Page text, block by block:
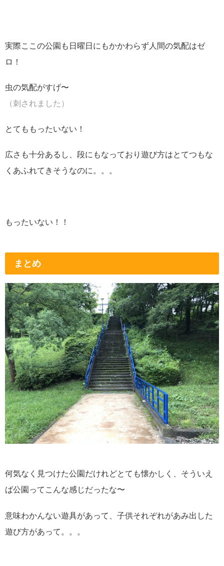
実際ここの公園も日曜日にもかかわらず人間の気配はゼ
ロ！
虫の気配がすげ〜
（刺されました）
とてももったいない！
広さも十分あるし、段にもなっており遊び方はとてつもな
くあふれてきそうなのに。。。
もったいない！！
まとめ
何気なく見つけた公園だけれどとても懐かしく、そういえ
ば公園ってこんな感じだったな〜
意味わかんない遊具があって、子供それぞれがあみ出した
遊び方があって。。。